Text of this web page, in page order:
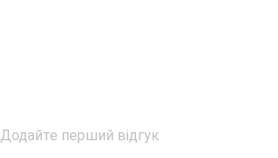
Додайте перший відгук